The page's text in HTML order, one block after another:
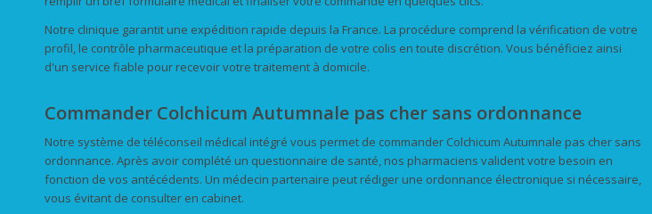
Notre clinique garantit une expédition rapide depuis la France. La procédure comprend la vérification de votre
profil, le contrôle pharmaceutique et la préparation de votre colis en toute discrétion. Vous bénéficiez ainsi
d'un service fiable pour recevoir votre traitement à domicile.
Commander Colchicum Autumnale pas cher sans ordonnance
Notre système de téléconseil médical intégré vous permet de commander Colchicum Autumnale pas cher sans
ordonnance. Après avoir complété un questionnaire de santé, nos pharmaciens valident votre besoin en
fonction de vos antécédents. Un médecin partenaire peut rédiger une ordonnance électronique si nécessaire,
vous évitant de consulter en cabinet.